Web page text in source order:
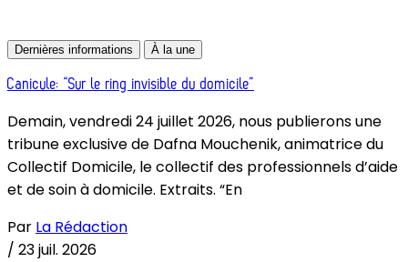
Dernières informations À la une
Canicule: “Sur le ring invisible du domicile”
Demain, vendredi 24 juillet 2026, nous publierons une
tribune exclusive de Dafna Mouchenik, animatrice du
Collectif Domicile, le collectif des professionnels d’aide
et de soin à domicile. Extraits. “En
Par La Rédaction
/ 23 juil. 2026